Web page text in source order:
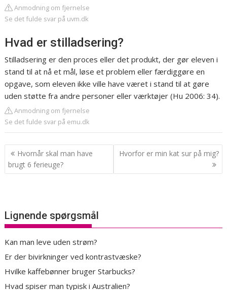
Anmodning om fjernelse
Se det fulde svar på uvm.dk
Hvad er stilladsering?
Stilladsering er den proces eller det produkt, der gør eleven i
stand til at nå et mål, løse et problem eller færdiggøre en
opgave, som eleven ikke ville have været i stand til at gøre
uden støtte fra andre personer eller værktøjer (Hu 2006: 34).
Anmodning om fjernelse
Se det fulde svar på emu.dk
Indlægsnavigation
Hvornår skal man have
brugt 6 ferieuge?
Hvorfor er min kat sur på mig?
Lignende spørgsmål
Kan man leve uden strøm?
Er der bivirkninger ved kontrastvæske?
Hvilke kaffebønner bruger Starbucks?
Hvad spiser man typisk i Australien?